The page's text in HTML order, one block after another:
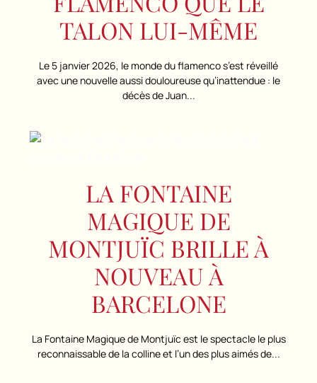
TALON LUI-MÊME
Le 5 janvier 2026, le monde du flamenco s’est réveillé
avec une nouvelle aussi douloureuse qu’inattendue : le
décès de Juan...
LA FONTAINE
MAGIQUE DE
MONTJUÏC BRILLE À
NOUVEAU À
BARCELONE
La Fontaine Magique de Montjuïc est le spectacle le plus
reconnaissable de la colline et l’un des plus aimés de...